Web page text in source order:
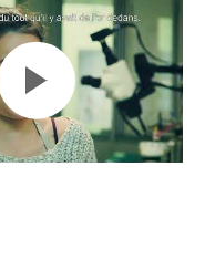
Play
video